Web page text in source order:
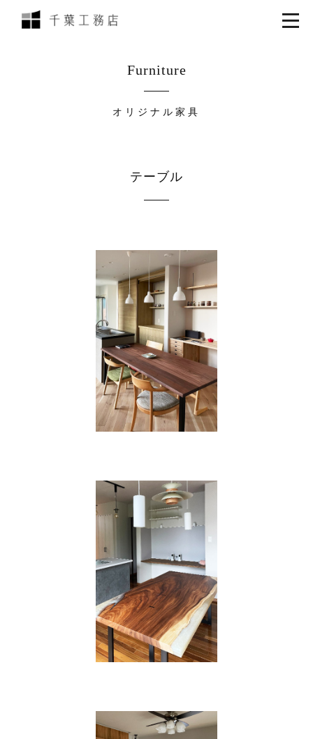
Furniture
オリジナル家具
テーブル